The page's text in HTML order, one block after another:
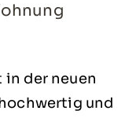
in der neuen
und